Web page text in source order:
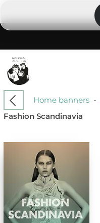
Home banners-
Fashion Scandinavia